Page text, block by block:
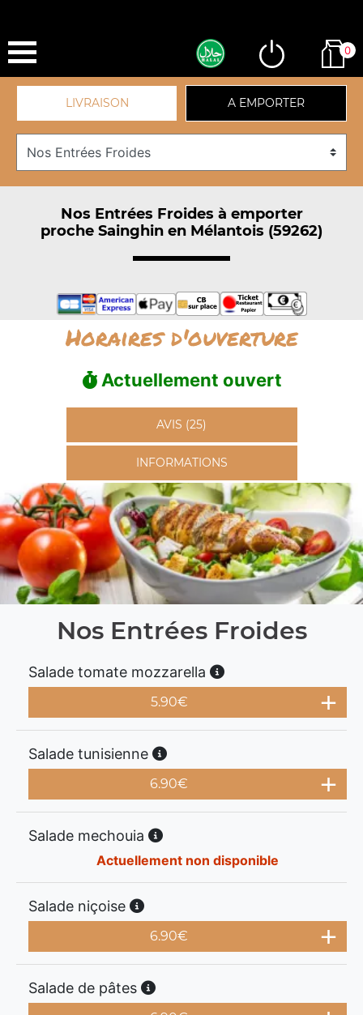
0
LIVRAISON A EMPORTER
Nos Entrées Froides à emporter
proche Sainghin en Mélantois (59262)
Horaires d'ouverture
Actuellement ouvert
AVIS (25)
INFORMATIONS
Nos Entrées Froides
Salade tomate mozzarella
5.90€
Salade tunisienne
6.90€
Salade mechouia
Actuellement non disponible
Salade niçoise
6.90€
Salade de pâtes